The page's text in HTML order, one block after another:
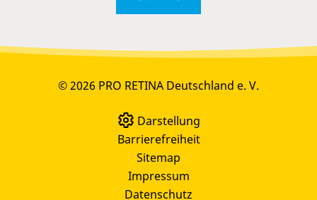
© 2026 PRO RETINA Deutschland e. V.
Darstellung
Barrierefreiheit
Sitemap
Impressum
Datenschutz